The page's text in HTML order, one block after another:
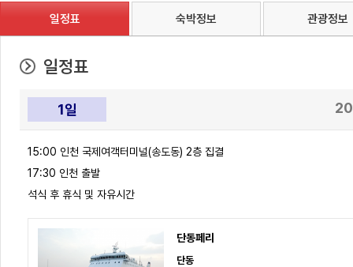
일정표 숙박정보 관광정보
일정표
1일
15:00 인천 국제여객터미널(송도동) 2층 집결
17:30 인천 출발
석식 후 휴식 및 자유시간
단동페리
단동